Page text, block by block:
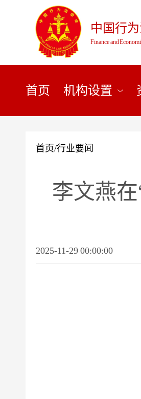
中国行
Finance and
首页 机构设置
首页/行业要闻
李文燕
2025-11-29 00:00:00